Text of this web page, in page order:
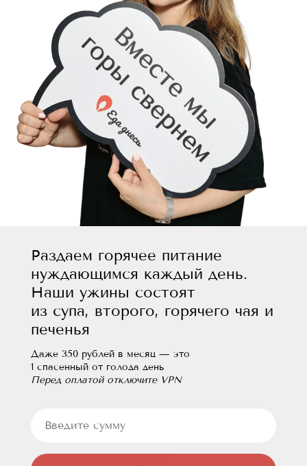
Раздаем горячее питание
нуждающимся каждый день.
Наши ужины состоят
из супа, второго, горячего чая и
печенья
Даже 350 рублей в месяц — это
1 спасенный от голода день
Перед оплатой отключите VPN